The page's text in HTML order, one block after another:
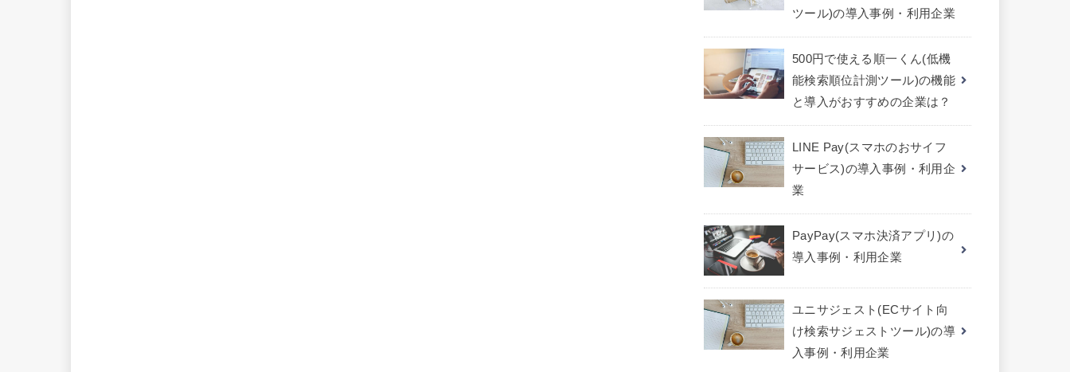
ツール)の導入事例・利用企業
500円で使える順一くん(低機
能検索順位計測ツール)の機能
と導入がおすすめの企業は？
LINE Pay(スマホのおサイフ
サービス)の導入事例・利用企
業
PayPay(スマホ決済アプリ)の
導入事例・利用企業
ユニサジェスト(ECサイト向
け検索サジェストツール)の導
入事例・利用企業